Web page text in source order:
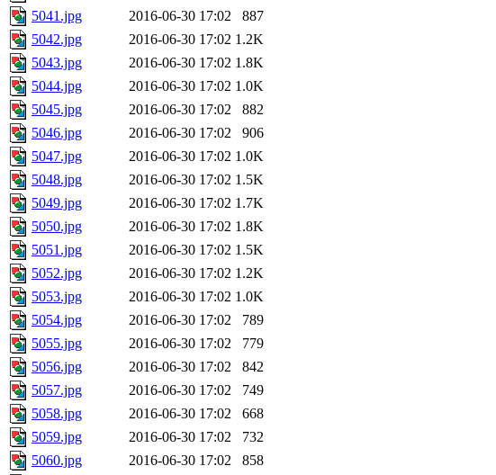
5041.jpg
2016-06-30 17:02
887
5042.jpg
2016-06-30 17:02 1.2K
5043.jpg
2016-06-30 17:02 1.8K
5044.jpg
2016-06-30 17:02 1.0K
5045.jpg
2016-06-30 17:02
882
5046.jpg
2016-06-30 17:02
906
5047.jpg
2016-06-30 17:02 1.0K
5048.jpg
2016-06-30 17:02 1.5K
5049.jpg
2016-06-30 17:02 1.7K
5050.jpg
2016-06-30 17:02 1.8K
5051.jpg
2016-06-30 17:02 1.5K
5052.jpg
2016-06-30 17:02 1.2K
5053.jpg
2016-06-30 17:02 1.0K
5054.jpg
2016-06-30 17:02
789
5055.jpg
2016-06-30 17:02
779
5056.jpg
2016-06-30 17:02
842
5057.jpg
2016-06-30 17:02
749
5058.jpg
2016-06-30 17:02
668
5059.jpg
2016-06-30 17:02
732
5060.jpg
2016-06-30 17:02
858